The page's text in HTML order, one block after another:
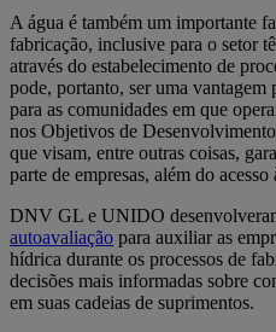
A água é também um importante
fabricação, inclusive para o setor
através do estabelecimento de
pode, portanto, ser uma vantagem
para as comunidades em que
nos Objetivos de
que visam, entre outras coisas,
parte de empresas, além do
DNV GL e UNIDO
autoavaliação para auxiliar as
hídrica durante os processos de
decisões mais informadas sobre
em suas cadeias de suprimentos.